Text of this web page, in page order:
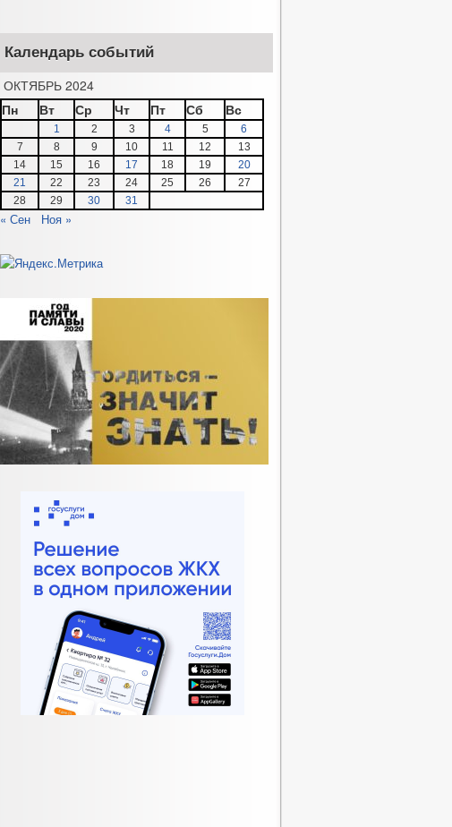
Календарь событий
ОКТЯБРЬ 2024
Пн
Вт Ср Чт Пт Сб Вс
1 2 3 4 5
6
7
8 9 10 11 12
13
14
15 16 17 18 19
20
21
22 23 24 25 26
27
28
29 30 31
« Сен Ноя »